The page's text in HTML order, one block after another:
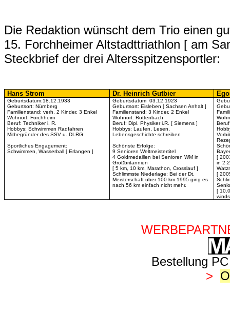
Die Redaktion wünscht dem Trio einen
15. Forchheimer Altstadttriathlon [ am
Steckbrief der drei Altersspitzensportler:
Hans Strom Dr. Heinrich Gutbier
Geburtsdatum:18.12.1933 Geburtsdatum 03.12.1923
Geburtsort: Nürnberg
Geburtsort: Eisleben [ Sachsen Anhalt ]
Familienstand: verh. 2 Kinder, 3 Enkel
Familienstand: 3 Kinder, 2 Enkel
Wohnort: Forchheim
Wohnort: Röttenbach
Beruf: Techniker i. R.
Beruf: Dipl. Physiker i.R. [ Siemens ]
Hobbys: Schwimmen Radfahren
Mitbegründer des SSV u. DLRG
Hobbys: Laufen, Lesen,
Lebensgeschichte schreiben
Sportliches Engagement:
Schwimmen, Wasserball [ Erlangen ]
Schönste Erfolge:
9 Senioren Weltmeistertitel
4 Goldmedaillen bei Senioren WM in
Großbritannien
[ 5 km, 10 km, Marathon, Crosslauf ]
Schlimmste Niederlage: Bei der Dt.
Meisterschaft über 100 km 1995 ging es
nach 56 km einfach nicht mehr.
[
in
[
[
Bestellung
>